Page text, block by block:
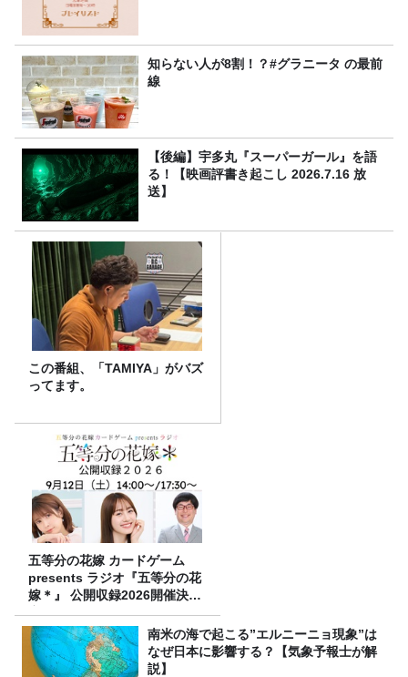
知らない人が8割！？#グラニータ の最前
線
【後編】宇多丸『スーパーガール』を語
る！【映画評書き起こし 2026.7.16 放
送】
この番組、「TAMIYA」がバズ
ってます。
五等分の花嫁 カードゲーム
presents ラジオ『五等分の花
嫁＊』 公開収録2026開催決
定！
南米の海で起こる”エルニーニョ現象”は
なぜ日本に影響する？【気象予報士が解
説】